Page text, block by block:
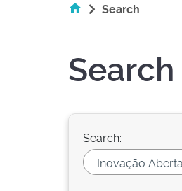
Search
Search
Search: